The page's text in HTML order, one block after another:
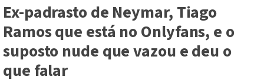
Ex-padrasto de Neymar, Tiago
Ramos que está no Onlyfans, e o
suposto nude que vazou e deu o
que falar